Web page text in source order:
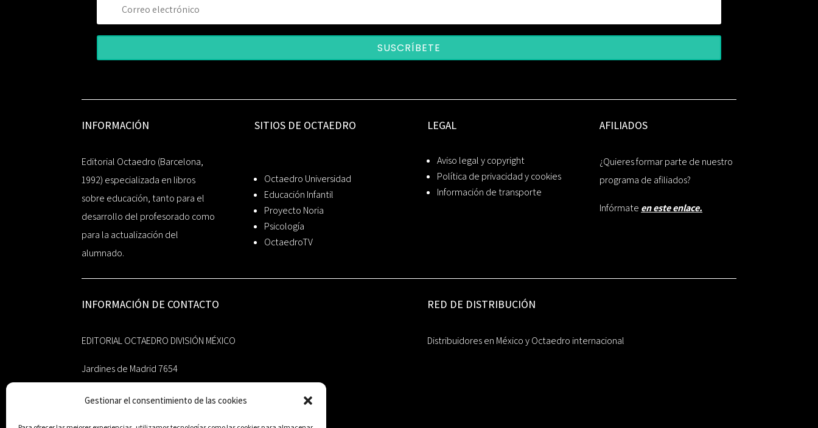
Gestionar el consentimiento de las cookies
SUSCRÍBETE
INFORMACIÓN
Editorial Octaedro (Barcelona,
1992) especializada en libros
sobre educación, tanto para el
desarrollo del profesorado como
para la actualización del
alumnado.
SITIOS DE OCTAEDRO
Octaedro Universidad
Educación Infantil
Proyecto Noria
Psicología
OctaedroTV
LEGAL
Aviso legal y copyright
Política de privacidad y cookies
Información de transporte
AFILIADOS
¿Quieres formar parte de nuestro
programa de afiliados?
Infórmate en este enlace.
INFORMACIÓN DE CONTACTO
EDITORIAL OCTAEDRO DIVISIÓN MÉXICO
Jardines de Madrid 7654
Guadalupe, Nuevo León
México 67193
RED DE DISTRIBUCIÓN
Distribuidores en México y Octaedro internacional